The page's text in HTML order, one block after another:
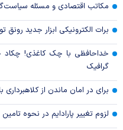
مکاتب اقتصادی و مسئله
برات الکترونیکی ابزار جدید
خداحافظی با چک کاغذی!
گرافیک
برای در امان ماندن از کلاهبرداری
لزوم تغییر پارادایم در نحوه